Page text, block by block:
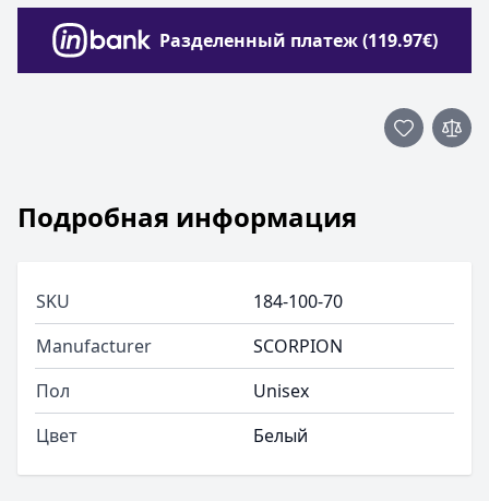
Разделенный платеж (119.97€)
Подробная информация
SKU
184-100-70
Manufacturer
SCORPION
Пол
Unisex
Цвет
Белый